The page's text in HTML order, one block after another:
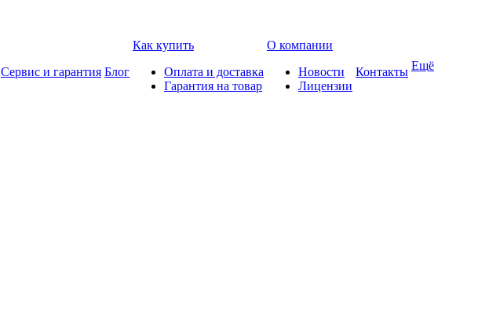
Сервис и гарантия Блог
Как купить
Оплата и доставка
Гарантия на товар
О компании
Новости
Лицензии
Контакты Ещё